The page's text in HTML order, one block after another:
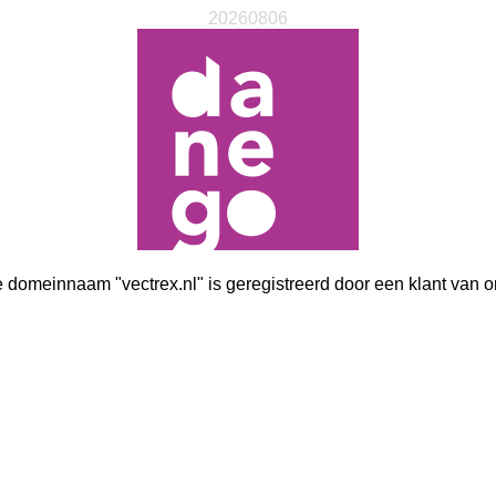
20260806
domeinnaam "vectrex.nl" is geregistreerd door een klant van